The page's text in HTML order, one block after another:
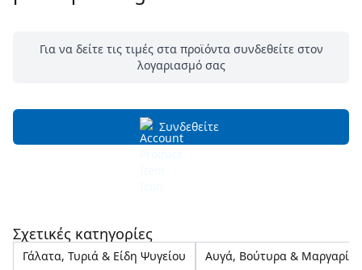
Για να δείτε τις τιμές στα προϊόντα συνδεθείτε στον
λογαριασμό σας
Συνδεθείτε
Σχετικές κατηγορίες
Γάλατα, Τυριά & Είδη Ψυγείου Αυγά, Βούτυρα &